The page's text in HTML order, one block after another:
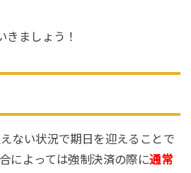
きましょう！
ない状況で期日を迎えることで
によっては強制決済の際に通常